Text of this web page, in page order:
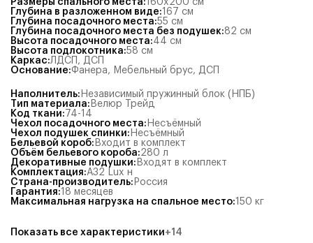
Размеры спального места:160x200 см
Глубина в разложенном виде:167 см
Глубина посадочного места:55 см
Глубина посадочного места без подушек:82 см
Высота посадочного места:44 см
Высота подлокотника:58 см
Каркас:ЛДСП , ДСП
Основание:Фанера, Мебельный брус, ДСП
Наполнитель: Независимый пружинный блок (НПБ)
Тип материала: Велюр Трейд
Код ткани: 74-14
Чехол посадочного места: Несъёмный
Чехол подушек спинки: Несъёмный
Бельевой короб: Входит в комплект
Объём бельевого короба:280 л
Декоративные подушки: Входят в комплект
Комплектация:А32 Lux н
Страна-производитель: Россия
Гарантия:18 месяцев
Максимальная нагрузка на спальное место:150 кг
Показать все характеристики+14